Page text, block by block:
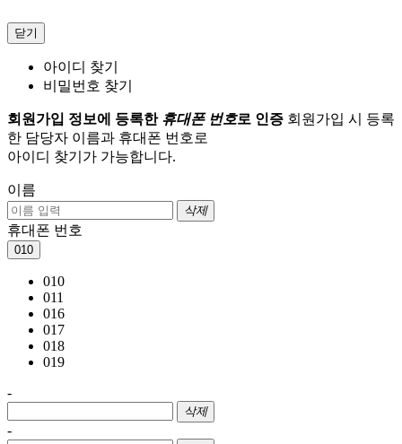
닫기
아이디 찾기
비밀번호 찾기
회원가입 정보에 등록한 휴대폰 번호로 인증 회원가입 시 등록
한 담당자 이름과 휴대폰 번호로
아이디 찾기가 가능합니다.
이름
삭제
휴대폰 번호
010
010
011
016
017
018
019
-
삭제
-